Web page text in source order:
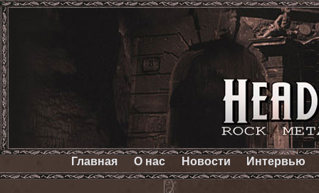
Главная О нас Новости Интервью